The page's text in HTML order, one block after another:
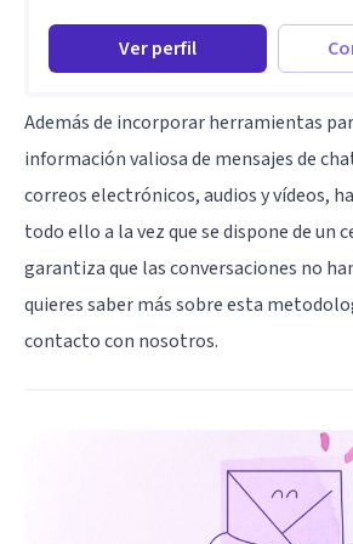
Ver perfil
Además de incorporar herramientas
información valiosa de mensajes de
correos electrónicos, audios y vídeos,
todo ello a la vez que se dispone de un
garantiza que las conversaciones no
quieres saber más sobre esta
contacto con nosotros.